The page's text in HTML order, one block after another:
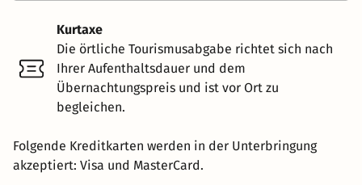
Kurtaxe
Die örtliche Tourismusabgabe richtet sich nach
Ihrer Aufenthaltsdauer und dem
Übernachtungspreis und ist vor Ort zu
begleichen.
Folgende Kreditkarten werden in der Unterbringung
akzeptiert: Visa und MasterCard.